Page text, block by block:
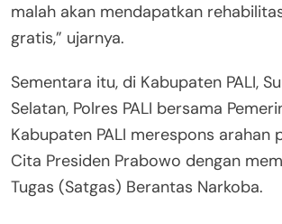
malah akan mendapatkan
gratis,” ujarnya.
Sementara itu, di Kabupaten PALI,
Selatan, Polres PALI bersama
Kabupaten PALI merespons arahan
Cita Presiden Prabowo dengan
Tugas (Satgas) Berantas Narkoba.